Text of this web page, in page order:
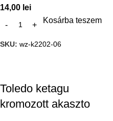
14,00 lei
Kosárba teszem
SKU: wz-k2202-06
Toledo ketagu
kromozott akaszto